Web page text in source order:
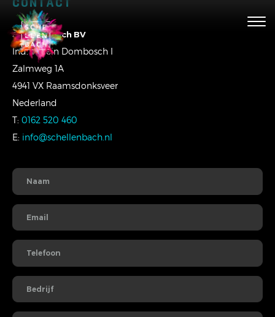
CONTACT
Schellenbach BV
Ind. Terrein Dombosch I
Zalmweg 1A
4941 VX Raamsdonksveer
Nederland
T: 0162 520 460
E: info@schellenbach.nl